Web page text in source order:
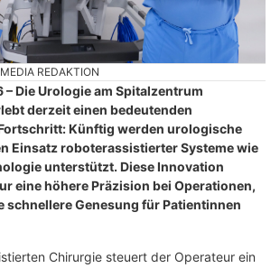
REDAKTION
– Die Urologie am Spitalzentrum
derzeit einen bedeutenden
Künftig werden urologische
Einsatz roboterassistierter Systeme wie
unterstützt. Diese Innovation
eine höhere Präzision bei Operationen,
schnellere Genesung für Patientinnen
Chirurgie steuert der Operateur ein